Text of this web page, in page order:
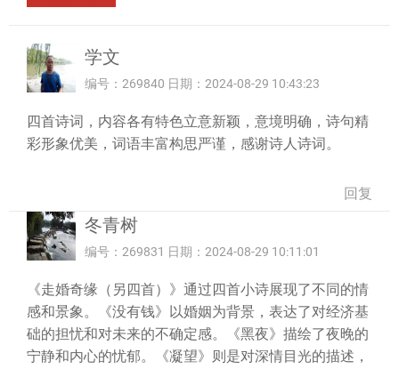
学文
编号：269840 日期：2024-08-29 10:43:23
四首诗词，内容各有特色立意新颖，意境明确，诗句精
彩形象优美，词语丰富构思严谨，感谢诗人诗词。
回复
冬青树
编号：269831 日期：2024-08-29 10:11:01
《走婚奇缘（另四首）》通过四首小诗展现了不同的情
感和景象。《没有钱》以婚姻为背景，表达了对经济基
础的担忧和对未来的不确定感。《黑夜》描绘了夜晚的
宁静和内心的忧郁。《凝望》则是对深情目光的描述，